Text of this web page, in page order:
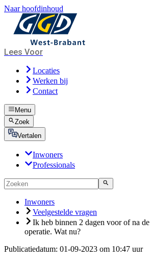
Naar hoofdinhoud
Lees Voor
Locaties
Werken bij
Contact
Menu
Zoek
Vertalen
Inwoners
Professionals
Inwoners
Veelgestelde vragen
Ik heb binnen 2 dagen voor of na de
operatie. Wat nu?
Publicatiedatum: 01-09-2023 om 10:47 uur